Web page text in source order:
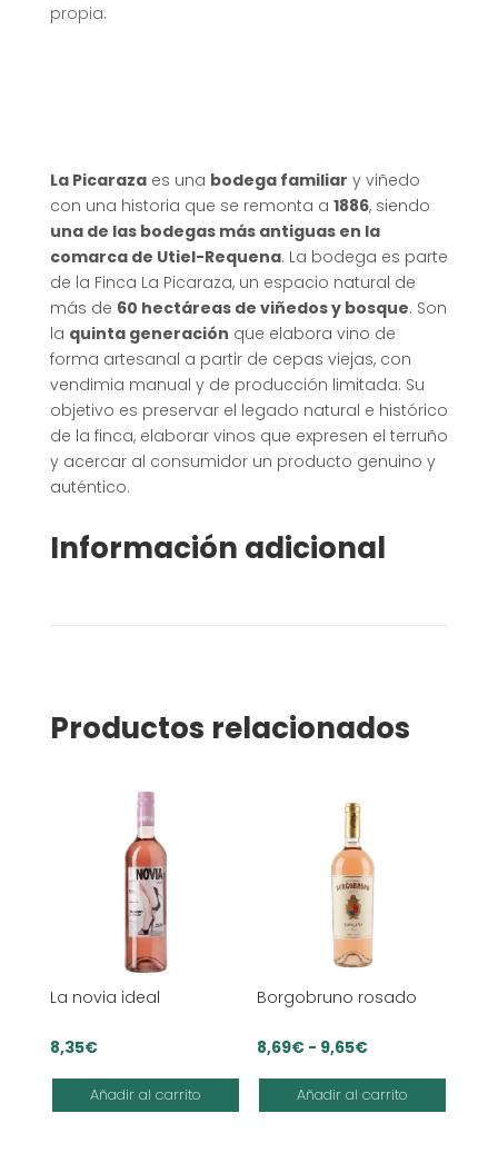
propia.
La Picarazaes una bodega familiar y viñedo
con una historia que se remonta a 1886, siendo
una de las bodegas más antiguas en la
comarca de Utiel-Requena. La bodega es parte
de la Finca La Picaraza, un espacio natural de
más de 60 hectáreas de viñedos y bosque. Son
la quinta generación que elabora vino de
forma artesanal a partir de cepas viejas, con
vendimia manual y de producción limitada. Su
objetivo es preservar el legado natural e histórico
de la finca, elaborar vinos que expresen el terruño
y acercar al consumidor un producto genuino y
auténtico.
Información adicional
Productos relacionados
La novia ideal
8,35€
Añadir al carrito
Borgobruno rosado
8,69€ - 9,65€Rango
de
precios:
Añadir al carrito